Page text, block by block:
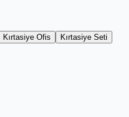
Kırtasiye Ofis
Kırtasiye Seti